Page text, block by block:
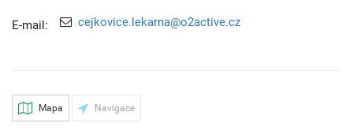
E-mail: cejkovice.lekarna@o2active.cz
Mapa Navigace